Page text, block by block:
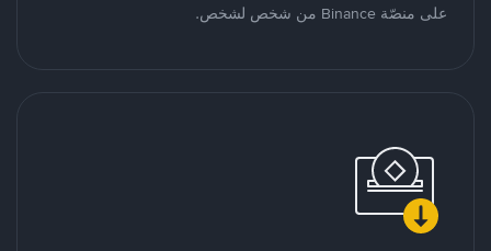
على منصّة Binance من شخص لشخص.